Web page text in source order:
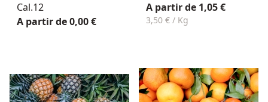
Cal.12
A partir de 0,00 €
A partir de 1,05 €
3,50 € / Kg